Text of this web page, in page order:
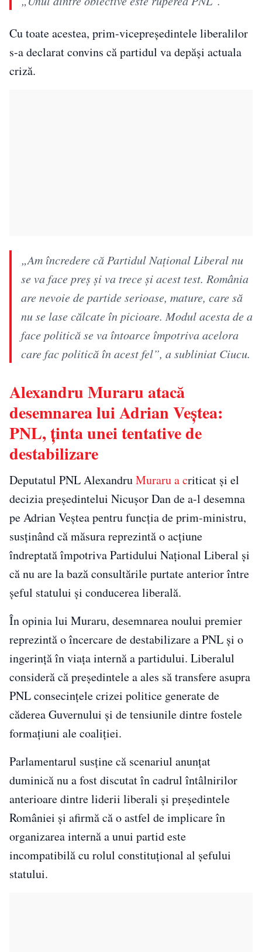
Cu toate acestea, prim-vicepreședintele liberalilor
s-a declarat convins că partidul va depăși actuala
criză.
„Am încredere că Partidul Naţional Liberal nu
se va face preş şi va trece şi acest test. România
are nevoie de partide serioase, mature, care să
nu se lase călcate în picioare. Modul acesta de a
face politică se va întoarce împotriva acelora
care fac politică în acest fel”, a subliniat Ciucu.
Alexandru Muraru atacă
desemnarea lui Adrian Veștea:
PNL, ținta unei tentative de
destabilizare
Deputatul PNL AlexandruMuraru a criticat și el
decizia președintelui Nicușor Dan de a-l desemna
pe Adrian Veștea pentru funcția de prim-ministru,
susținând că măsura reprezintă o acțiune
îndreptată împotriva Partidului Național Liberal și
că nu are la bază consultările purtate anterior între
șeful statului și conducerea liberală.
În opinia lui Muraru, desemnarea noului premier
reprezintă o încercare de destabilizare a PNL și o
ingerință în viața internă a partidului. Liberalul
consideră că președintele a ales să transfere asupra
PNL consecințele crizei politice generate de
căderea Guvernului și de tensiunile dintre fostele
formațiuni ale coaliției.
Parlamentarul susține că scenariul anunțat
duminică nu a fost discutat în cadrul întâlnirilor
anterioare dintre liderii liberali și președintele
României și afirmă că o astfel de implicare în
organizarea internă a unui partid este
incompatibilă cu rolul constituțional al șefului
statului.